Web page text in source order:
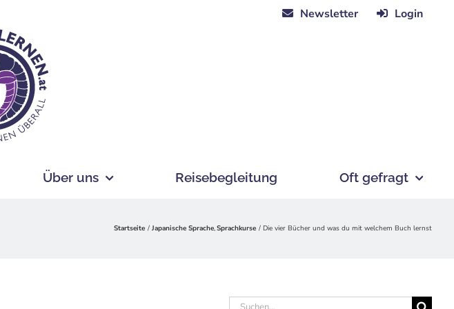
Newsletter Login
Über uns Reisebegleitung Oft gefragt
Startseite Japanische Sprache Sprachkurse Die vier Bücher und was du mit welchem Buch lernst
Suche